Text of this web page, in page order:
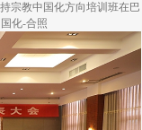
宗教中国化方向培训班在巴
化-合照